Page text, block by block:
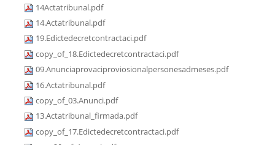
14Actatribunal.pdf
14.Actatribunal.pdf
19.Edictedecretcontractaci.pdf
copy_of_18.Edictedecretcontractaci.pdf
09.Anunciaprovaciproviosionalpersonesadmeses.pdf
16.Actatribunal.pdf
copy_of_03.Anunci.pdf
13.Actatribunal_firmada.pdf
copy_of_17.Edictedecretcontractaci.pdf